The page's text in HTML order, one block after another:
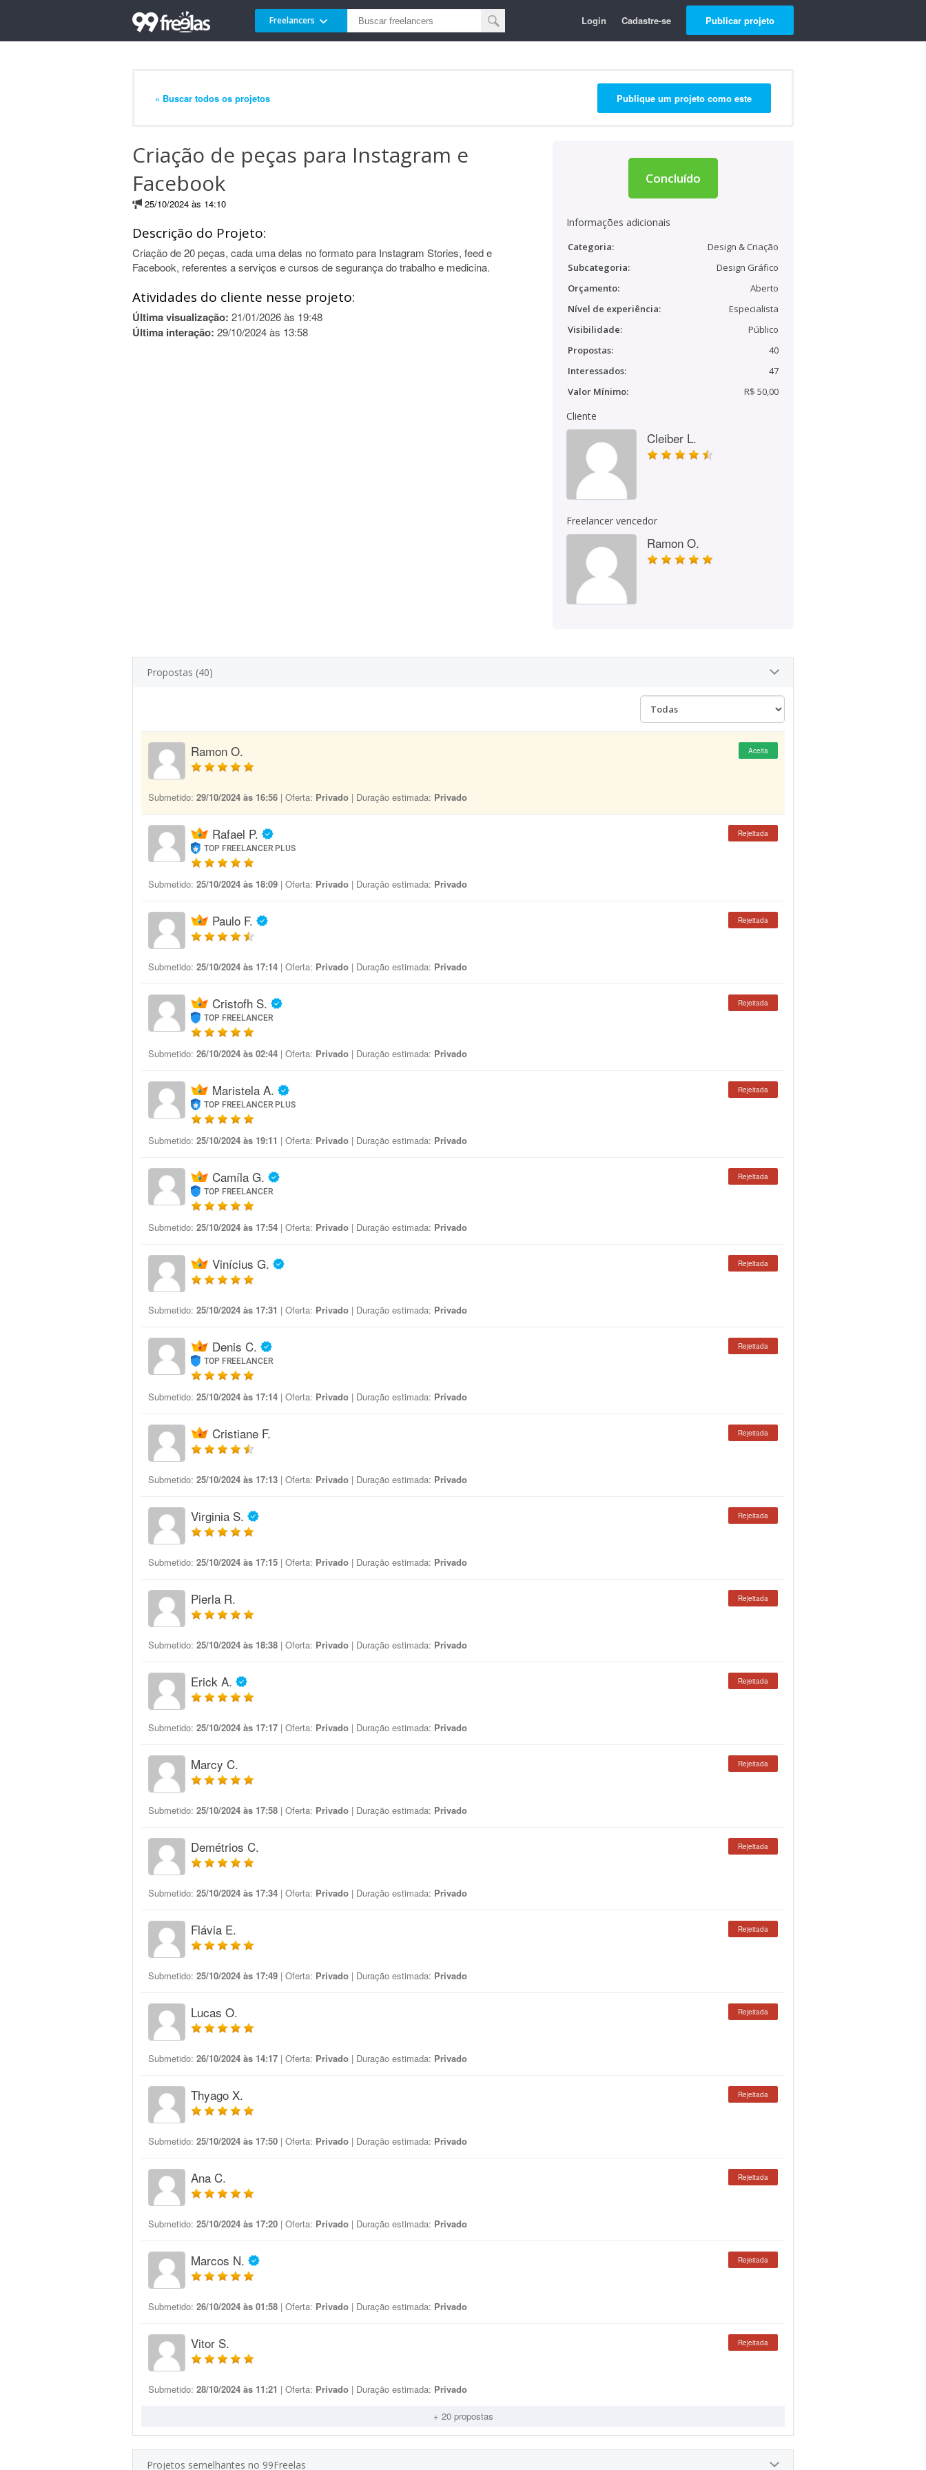
Freelancers Login Cadastre-se Publicar projeto
« Buscar todos os projetos Publique um projeto como este
Criação de peças para Instagram e
Facebook
25/10/2024 às 14:10
Descrição do Projeto:
Criação de 20 peças, cada uma delas no formato para Instagram Stories, feed e
Facebook, referentes a serviços e cursos de segurança do trabalho e medicina.
Atividades do cliente nesse projeto:
Última visualização: 21/01/2026 às 19:48
Última interação: 29/10/2024 às 13:58
Concluído
Informações adicionais
Categoria:
Design & Criação
Subcategoria:
Design Gráfico
Orçamento:
Aberto
Nível de experiência:
Especialista
Visibilidade:
Público
Propostas:
40
Interessados:
47
Valor Mínimo:
R$ 50,00
Cliente
Cleiber L.
Freelancer vencedor
Ramon O.
Propostas (40)
Ramon O. Aceita
Submetido: 29/10/2024 às 16:56 | Oferta: Privado | Duração estimada: Privado
Rafael P.
TOP FREELANCER PLUS
Rejeitada
Submetido: 25/10/2024 às 18:09 | Oferta: Privado | Duração estimada: Privado
Paulo F. Rejeitada
Submetido: 25/10/2024 às 17:14 | Oferta: Privado | Duração estimada: Privado
Cristofh S.
TOP FREELANCER
Rejeitada
Submetido: 26/10/2024 às 02:44 | Oferta: Privado | Duração estimada: Privado
Maristela A.
TOP FREELANCER PLUS
Rejeitada
Submetido: 25/10/2024 às 19:11 | Oferta: Privado | Duração estimada: Privado
Camíla G.
TOP FREELANCER
Rejeitada
Submetido: 25/10/2024 às 17:54 | Oferta: Privado | Duração estimada: Privado
Vinícius G. Rejeitada
Submetido: 25/10/2024 às 17:31 | Oferta: Privado | Duração estimada: Privado
Denis C.
TOP FREELANCER
Rejeitada
Submetido: 25/10/2024 às 17:14 | Oferta: Privado | Duração estimada: Privado
Cristiane F. Rejeitada
Submetido: 25/10/2024 às 17:13 | Oferta: Privado | Duração estimada: Privado
Virginia S. Rejeitada
Submetido: 25/10/2024 às 17:15 | Oferta: Privado | Duração estimada: Privado
Pierla R. Rejeitada
Submetido: 25/10/2024 às 18:38 | Oferta: Privado | Duração estimada: Privado
Erick A. Rejeitada
Submetido: 25/10/2024 às 17:17 | Oferta: Privado | Duração estimada: Privado
Marcy C. Rejeitada
Submetido: 25/10/2024 às 17:58 | Oferta: Privado | Duração estimada: Privado
Demétrios C. Rejeitada
Submetido: 25/10/2024 às 17:34 | Oferta: Privado | Duração estimada: Privado
Flávia E. Rejeitada
Submetido: 25/10/2024 às 17:49 | Oferta: Privado | Duração estimada: Privado
Lucas O. Rejeitada
Submetido: 26/10/2024 às 14:17 | Oferta: Privado | Duração estimada: Privado
Thyago X. Rejeitada
Submetido: 25/10/2024 às 17:50 | Oferta: Privado | Duração estimada: Privado
Ana C. Rejeitada
Submetido: 25/10/2024 às 17:20 | Oferta: Privado | Duração estimada: Privado
Marcos N. Rejeitada
Submetido: 26/10/2024 às 01:58 | Oferta: Privado | Duração estimada: Privado
Vitor S. Rejeitada
Submetido: 28/10/2024 às 11:21 | Oferta: Privado | Duração estimada: Privado
+ 20 propostas
Projetos semelhantes no 99Freelas